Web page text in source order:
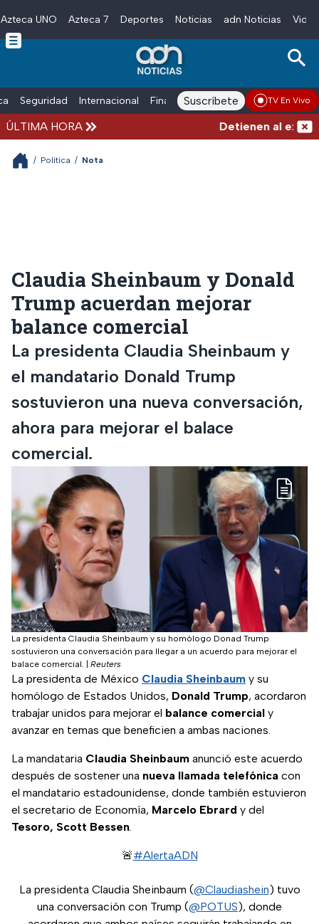
Skip to main content
Azteca UNO Azteca 7 Deportes Noticias adn Noticias
Seguridad Internacional Finanzas adn Noticias Radio
Suscríbete TV En Vivo
ÚLTIMA HORA Detienen al
/ Política / Nota
Claudia Sheinbaum y Donald
Trump acuerdan mejorar
balance comercial
La presidenta Claudia Sheinbaum y
el mandatario Donald Trump
sostuvieron una nueva conversación,
ahora para mejorar el balace
comercial.
La presidenta Claudia Sheinbaum y su homólogo Donad Trump
sostuvieron una conversación para llegar a un acuerdo para mejorar el
balace comercial.
Reuters
La presidenta de México Claudia Sheinbaum y su
homólogo de Estados Unidos, Donald Trump, acordaron
trabajar unidos para mejorar el balance comercial y
avanzar en temas que beneficien a ambas naciones.
La mandataria Claudia Sheinbaum anunció este acuerdo
después de sostener una nueva llamada telefónica con
el mandatario estadounidense, donde también estuvieron
el secretario de Economía, Marcelo Ebrard y del
Tesoro, Scott Bessen.
🚨#AlertaADN
La presidenta Claudia Sheinbaum (@Claudiashein) tuvo
una conversación con Trump (@POTUS), donde